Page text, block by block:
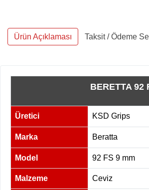
Ürün Açıklaması Taksit / Ödeme
BERETTA 92
Üretici KSD Grips
Marka Beratta
Model
92 FS 9 mm
Malzeme Ceviz